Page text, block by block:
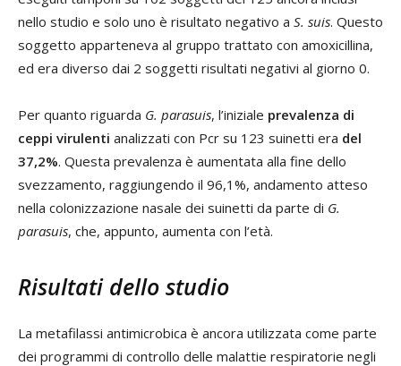
nello studio e solo uno è risultato negativo a S. suis. Questo
soggetto apparteneva al gruppo trattato con amoxicillina,
ed era diverso dai 2 soggetti risultati negativi al giorno 0.
Per quanto riguarda G. parasuis, l’iniziale prevalenza di
ceppi virulenti analizzati con Pcr su 123 suinetti era del
37,2%. Questa prevalenza è aumentata alla fine dello
svezzamento, raggiungendo il 96,1%, andamento atteso
nella colonizzazione nasale dei suinetti da parte di G.
parasuis, che, appunto, aumenta con l’età.
Risultati dello studio
La metafilassi antimicrobica è ancora utilizzata come parte
dei programmi di controllo delle malattie respiratorie negli